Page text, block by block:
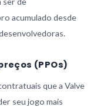
acumulado desde
(PPOs)
que a Valve
seu jogo mais